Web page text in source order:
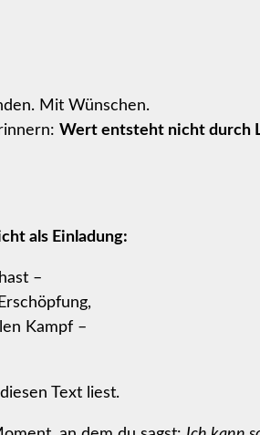
Mit Wünschen.
Wert entsteht nicht durch
als Einladung:
–
Kampf –
Text liest.